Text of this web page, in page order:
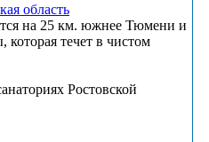
область
на 25 км. южнее Тюмени и
течет в чистом